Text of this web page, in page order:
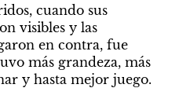
cuando sus
visibles y las
en contra, fue
más grandeza, más
y hasta mejor juego.